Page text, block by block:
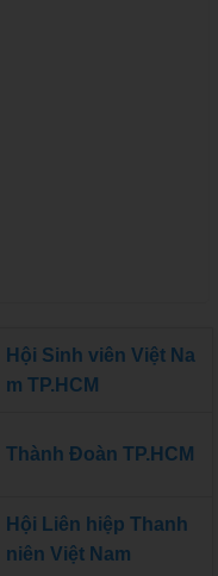
Hội Sinh viên Việt Na
m TP.HCM
Thành Đoàn TP.HCM
Hội Liên hiệp Thanh
niên Việt Nam